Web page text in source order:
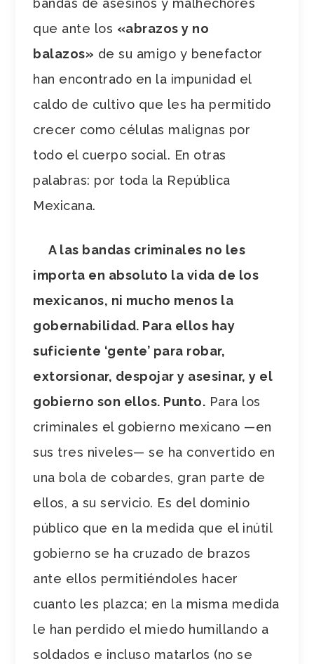
que ante los «abrazos y no
balazos» de su amigo y benefactor
han encontrado en la impunidad el
caldo de cultivo que les ha permitido
crecer como células malignas por
todo el cuerpo social. En otras
palabras: por toda la República
Mexicana.
A las bandas criminales no les
importa en absoluto la vida de los
mexicanos, ni mucho menos la
gobernabilidad. Para ellos hay
suficiente ‘gente’ para robar,
extorsionar, despojar y asesinar, y el
gobierno son ellos. Punto. Para los
criminales el gobierno mexicano —en
sus tres niveles— se ha convertido en
una bola de cobardes, gran parte de
ellos, a su servicio. Es del dominio
público que en la medida que el inútil
gobierno se ha cruzado de brazos
ante ellos permitiéndoles hacer
cuanto les plazca; en la misma medida
le han perdido el miedo humillando a
soldados e incluso matarlos (no se